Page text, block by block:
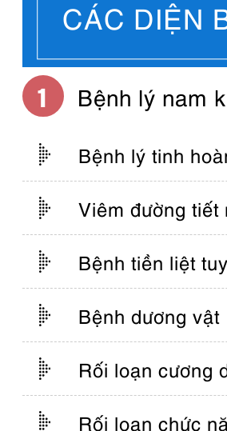
CÁC DIỆN
Bệnh lý nam
Bệnh lý tinh
Viêm đường tiết
Bệnh tiền liệt
Bệnh dương vật
Rối loạn cương
Rối loạn chức